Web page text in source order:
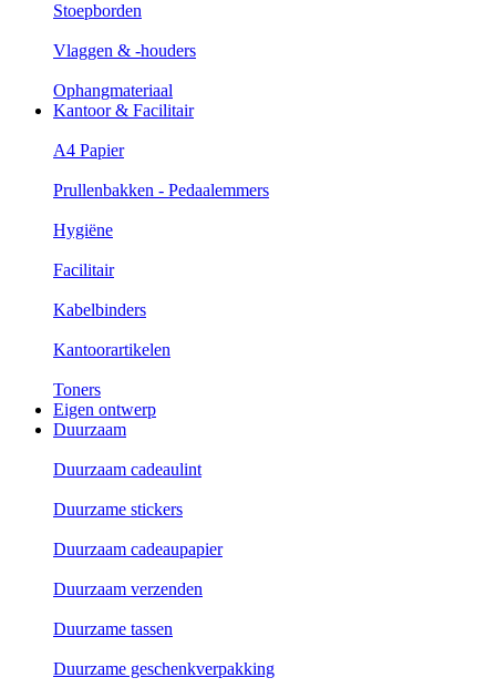
Stoepborden
Vlaggen & -houders
Ophangmateriaal
Kantoor & Facilitair
A4 Papier
Prullenbakken - Pedaalemmers
Hygiëne
Facilitair
Kabelbinders
Kantoorartikelen
Toners
Eigen ontwerp
Duurzaam
Duurzaam cadeaulint
Duurzame stickers
Duurzaam cadeaupapier
Duurzaam verzenden
Duurzame tassen
Duurzame geschenkverpakking